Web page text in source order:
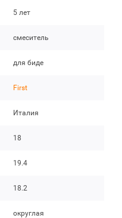
5 лет
смеситель
для биде
First
Италия
18
19.4
18.2
округлая